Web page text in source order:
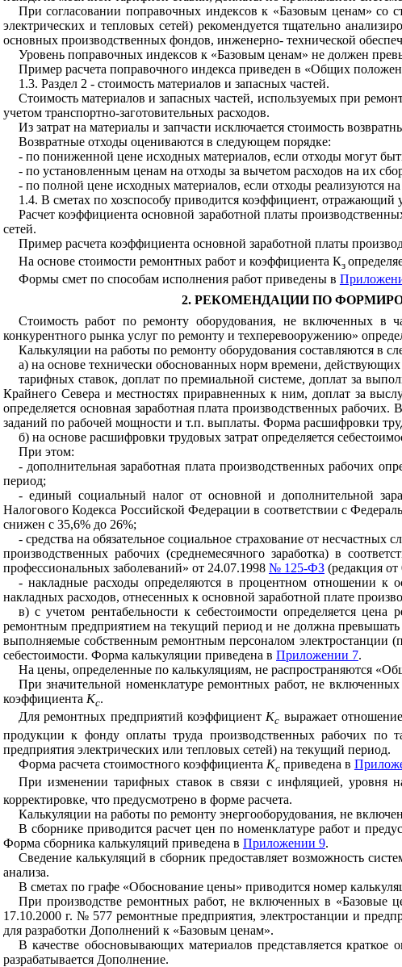
При согласовании поправочных индексов к «Базовым ценам»
электрических и тепловых сетей) рекомендуется тщательно
основных производственных фондов, инженерно- технической
Уровень поправочных индексов к «Базовым ценам» не должен
Пример расчета поправочного индекса приведен в «Общих
1.3. Раздел 2 - стоимость материалов и запасных частей.
Стоимость материалов и запасных частей, используемых при
учетом транспортно-заготовительных расходов.
Из затрат на материалы и запчасти исключается стоимость
Возвратные отходы оцениваются в следующем порядке:
- по пониженной цене исходных материалов, если отходы могут
- по установленным ценам на отходы за вычетом расходов на их
- по полной цене исходных материалов, если отходы реализуются
1.4. В сметах по хозспособу приводится коэффициент,
Расчет коэффициента основной заработной платы
сетей.
Пример расчета коэффициента основной заработной платы
На основе стоимости ремонтных работ и коэффициента Кз
Формы смет по способам исполнения работ приведены в
2. РЕКОМЕНДАЦИИ ПО
Стоимость работ по ремонту оборудования, не включенных в
конкурентного рынка услуг по ремонту и техперевооружению»
Калькуляции на работы по ремонту оборудования составляются в
а) на основе технически обоснованных норм времени, действующих
тарифных ставок, доплат по премиальной системе, доплат за
Крайнего Севера и местностях приравненных к ним, доплат за
определяется основная заработная плата производственных
заданий по рабочей мощности и т.п. выплаты. Форма расшифровки
б) на основе расшифровки трудовых затрат определяется
При этом:
- дополнительная заработная плата производственных рабочих
период;
- единый социальный налог от основной и дополнительной
Налогового Кодекса Российской Федерации в соответствии с
снижен с 35,6% до 26%;
- средства на обязательное социальное страхование от
производственных рабочих (среднемесячного заработка) в
профессиональных заболеваний» от 24.07.1998 № 125-ФЗ (редакция
- накладные расходы определяются в процентном отношении к
накладных расходов, отнесенных к основной заработной плате
в) с учетом рентабельности к себестоимости определяется
ремонтным предприятием на текущий период и не должна
выполняемые собственным ремонтным персоналом электростанции
себестоимости. Форма калькуляции приведена в Приложении 7.
На цены, определенные по калькуляциям, не распространяются
При значительной номенклатуре ремонтных работ, не
коэффициента Кс.
Для ремонтных предприятий коэффициент Кс выражает
продукции к фонду оплаты труда производственных рабочих по
предприятия электрических или тепловых сетей) на текущий период.
Форма расчета стоимостного коэффициента Ксприведена в
При изменении тарифных ставок в связи с инфляцией, уровня
корректировке, что предусмотрено в форме расчета.
Калькуляции на работы по ремонту энергооборудования, не
В сборнике приводится расчет цен по номенклатуре работ и
Форма сборника калькуляций приведена в Приложении 9.
Сведение калькуляций в сборник предоставляет возможность
анализа.
В сметах по графе «Обоснование цены» приводится номер
При производстве ремонтных работ, не включенных в
17.10.2000 г. № 577 ремонтные предприятия, электростанции и
для разработки Дополнений к «Базовым ценам».
В качестве обосновывающих материалов представляется
разрабатывается Дополнение.